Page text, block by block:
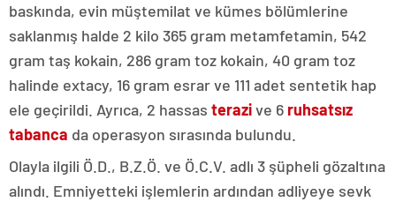
baskında, evin müştemilat ve kümes bölümlerine
saklanmış halde 2 kilo 365 gram metamfetamin, 542
gram taş kokain, 286 gram toz kokain, 40 gram toz
halinde extacy, 16 gram esrar ve 111 adet sentetik hap
ele geçirildi. Ayrıca, 2 hassas terazive 6 ruhsatsız
tabanca da operasyon sırasında bulundu.
Olayla ilgili Ö.D., B.Z.Ö. ve Ö.C.V. adlı 3 şüpheli gözaltına
alındı. Emniyetteki işlemlerin ardından adliyeye sevk